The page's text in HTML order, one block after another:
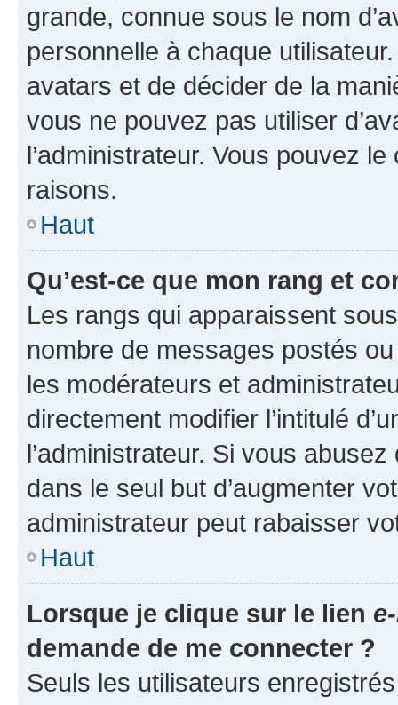
grande, connue sous le nom
personnelle à chaque utilisateur.
avatars et de décider de la
vous ne pouvez pas utiliser
l’administrateur. Vous pouvez
raisons.
Haut
Qu’est-ce que mon rang et
Les rangs qui apparaissent
nombre de messages postés
les modérateurs et
directement modifier l’intitulé
l’administrateur. Si vous
dans le seul but d’augmenter
administrateur peut rabaisser
Haut
Lorsque je clique sur le lien
demande de me connecter ?
Seuls les utilisateurs